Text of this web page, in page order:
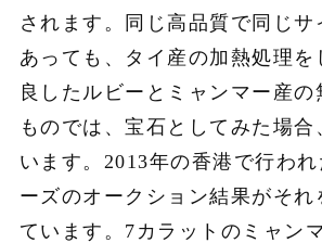
されます。同じ高品質で同じ
あっても、タイ産の加熱処理を
良したルビーとミャンマー産の
ものでは、宝石としてみた場合
います。2013年の香港で行わ
ーズのオークション結果がそれ
ています。7カラットのミャン